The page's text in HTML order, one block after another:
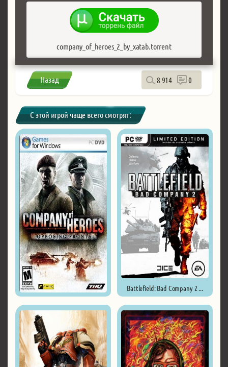
company_of_heroes_2_by_xatab.torrent
Назад 8 914 0
С этой игрой чаще всего смотрят:
Battlefield: Bad Company 2 ...